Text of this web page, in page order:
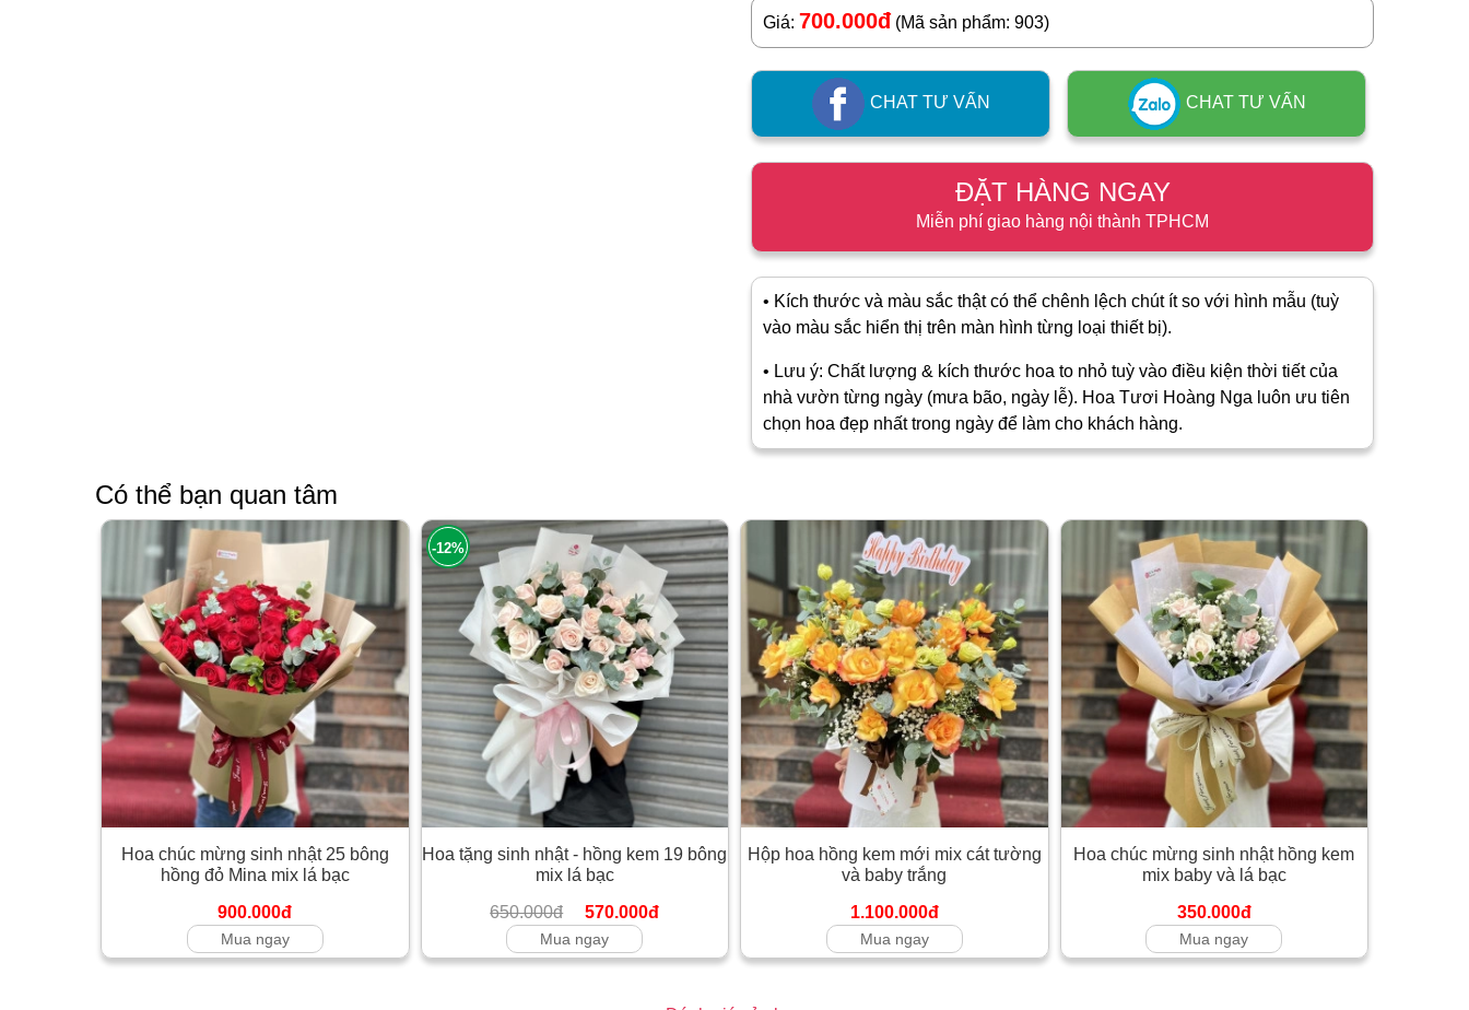
Giá: 700.000đ (Mã sản phẩm: 903)
CHAT TƯ VẤN CHAT TƯ VẤN
ĐẶT HÀNG NGAY
Miễn phí giao hàng nội thành TPHCM
• Kích thước và màu sắc thật có thể chênh lệch chút ít so với hình mẫu (tuỳ
vào màu sắc hiển thị trên màn hình từng loại thiết bị).
• Lưu ý: Chất lượng & kích thước hoa to nhỏ tuỳ vào điều kiện thời tiết của
nhà vườn từng ngày (mưa bão, ngày lễ). Hoa Tươi Hoàng Nga luôn ưu tiên
chọn hoa đẹp nhất trong ngày để làm cho khách hàng.
Có thể bạn quan tâm
Hoa chúc mừng sinh nhật 25 bông
hồng đỏ Mina mix lá bạc
900.000đ
Mua ngay
-12%
Hoa tặng sinh nhật - hồng kem 19 bông
mix lá bạc
650.000đ
570.000đ
Mua ngay
Hộp hoa hồng kem mới mix cát tường
và baby trắng
1.100.000đ
Mua ngay
Hoa chúc mừng sinh nhật hồng kem
mix baby và lá bạc
350.000đ
Mua ngay